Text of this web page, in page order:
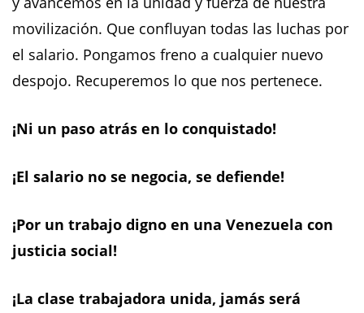
movilización. Que confluyan todas las luchas por
el salario. Pongamos freno a cualquier nuevo
despojo. Recuperemos lo que nos pertenece.
¡Ni un paso atrás en lo conquistado!
¡El salario no se negocia, se defiende!
¡Por un trabajo digno en una Venezuela con
justicia social!
¡La clase trabajadora unida, jamás será